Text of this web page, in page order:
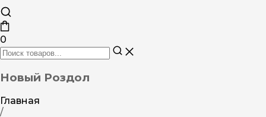
0
Новый Роздол
Главная
/